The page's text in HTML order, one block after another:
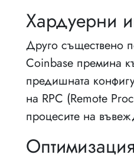
Хардуерни
Друго съществено
Coinbase премина
предишната
на RPC (Remote
процесите на